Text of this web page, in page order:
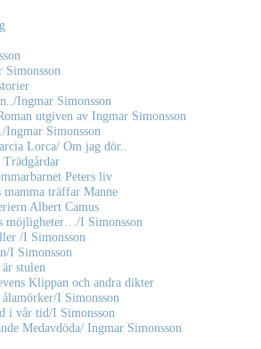
Simonsson
Ingmar Simonsson
utgiven av Ingmar Simonsson
Ingmar Simonsson
Lorca/ Om jag dör..
Peters liv
mamma träffar Manne
Albert Camus
möjligheter…/I Simonsson
/I Simonsson
I Simonsson
stulen
Klippan och andra dikter
I Simonsson
i vår tid/I Simonsson
Medavdöda/ Ingmar Simonsson